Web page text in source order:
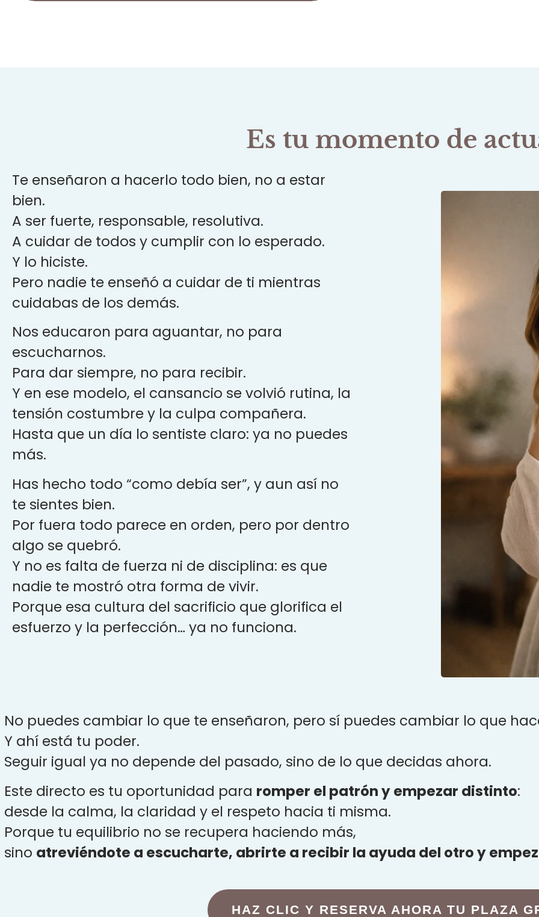
Es tu momento de
Te enseñaron a hacerlo todo bien, no a estar
bien.
A ser fuerte, responsable, resolutiva.
A cuidar de todos y cumplir con lo esperado.
Y lo hiciste.
Pero nadie te enseñó a cuidar de ti mientras
cuidabas de los demás.
Nos educaron para aguantar, no para
escucharnos.
Para dar siempre, no para recibir.
Y en ese modelo, el cansancio se volvió rutina, la
tensión costumbre y la culpa compañera.
Hasta que un día lo sentiste claro: ya no puedes
más.
Has hecho todo “como debía ser”, y aun así no
te sientes bien.
Por fuera todo parece en orden, pero por dentro
algo se quebró.
Y no es falta de fuerza ni de disciplina: es que
nadie te mostró otra forma de vivir.
Porque esa cultura del sacrificio que glorifica el
esfuerzo y la perfección…ya no funciona.
No puedes cambiar lo que te enseñaron, pero sí puedes cambiar lo que
Y ahí está tu poder.
Seguir igual ya no depende del pasado, sino de lo que decidas ahora.
Este directo es tu oportunidad para romper el patrón y empezar distinto:
desde la calma, la claridad y el respeto hacia ti misma.
Porque tu equilibrio no se recupera haciendo más,
sino atreviéndote a escucharte, abrirte a recibir la ayuda del otro y
HAZ CLIC Y RESERVA AHORA TU PLAZA